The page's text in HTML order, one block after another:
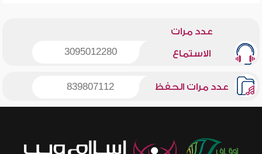
عدد مرات
الاستماع 3095012280
عدد مرات الحفظ 839807112